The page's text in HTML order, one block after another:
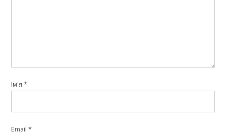
Ім'я*
Email*